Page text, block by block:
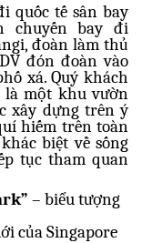
quốc tế sân bay
chuyến bay đi
đoàn làm thủ
đón đoàn vào
xá. Quý khách
là một khu vườn
xây dựng trên ý
hiếm trên toàn
biệt về sống
tục tham quan
– biểu tượng
của Singapore